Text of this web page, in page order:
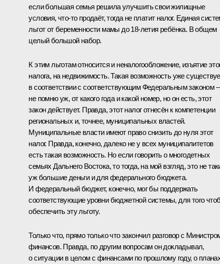
если большая семья решила улучшить свои жилищные
условия, что-то продаёт, тогда не платит налог. Единая
льгот от беременности мамы до 18-летия ребёнка. В общем
целый большой набор.
К этим льготам относится и неналогообложение, изъятие
налога, на недвижимость. Такая возможность уже
в соответствии с соответствующим Федеральным законом –
не помню уж, от какого года и какой номер, но он есть, этот
закон действует. Правда, этот налог отнесён к компетенции
региональных и, точнее, муниципальных властей.
Муниципальные власти имеют право снизить до нуля этот
налог. Правда, конечно, далеко не у всех муниципалитетов
есть такая возможность. Но если говорить о многодетных
семьях Дальнего Востока, то тогда, на мой взгляд, это не
уж большие деньги и для федерального бюджета.
И федеральный бюджет, конечно, мог бы поддержать
соответствующие уровни бюджетной системы, для того
обеспечить эту льготу.
Только что, прямо только что закончил разговор с
финансов. Правда, по другим вопросам он докладывал,
о ситуации в целом с финансами по прошлому году, о